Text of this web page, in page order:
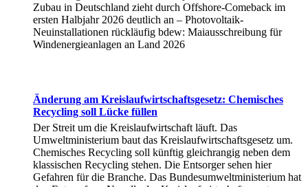
Zubau in Deutschland zieht durch Offshore-Comeback im
ersten Halbjahr 2026 deutlich an – Photovoltaik-
Neuinstallationen rückläufig bdew: Maiausschreibung für
Windenergieanlagen an Land 2026
Änderung am Kreislaufwirtschaftsgesetz: Chemisches
Recycling soll Lücke füllen
Der Streit um die Kreislaufwirtschaft läuft. Das
Umweltministerium baut das Kreislaufwirtschaftsgesetz um.
Chemisches Recycling soll künftig gleichrangig neben dem
klassischen Recycling stehen. Die Entsorger sehen hier
Gefahren für die Branche. Das Bundesumweltministerium hat